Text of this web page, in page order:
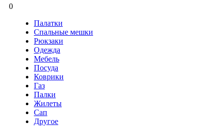
0
Палатки
Спальные мешки
Рюкзаки
Одежда
Мебель
Посуда
Коврики
Газ
Палки
Жилеты
Сап
Другое